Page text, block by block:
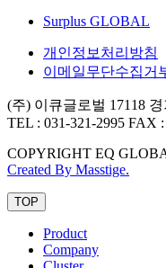
Surplus GLOBAL
개인정보처리방침
이메일무단수집거
(주) 이큐글로벌 17118
TEL : 031-321-2995 FAX :
COPYRIGHT EQ
Created By Masstige.
TOP
Product
Company